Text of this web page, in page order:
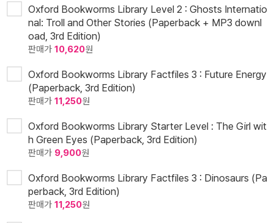
Oxford Bookworms Library Level 2 : Ghosts Internatio
nal: Troll and Other Stories (Paperback + MP3 downl
oad, 3rd Edition)
판매가 10,620원
Oxford Bookworms Library Factfiles 3 : Future Energy
(Paperback, 3rd Edition)
판매가 11,250원
Oxford Bookworms Library Starter Level : The Girl wit
h Green Eyes (Paperback, 3rd Edition)
판매가 9,900원
Oxford Bookworms Library Factfiles 3 : Dinosaurs (Pa
perback, 3rd Edition)
판매가 11,250원